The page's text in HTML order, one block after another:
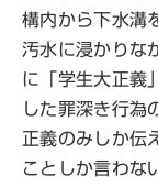
構内から下水溝
汚水に浸かりな
に「学生大正義
した罪深き行為
正義のみしか伝
ことしか言わな